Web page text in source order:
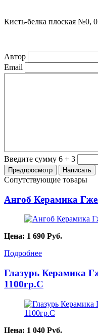
Кисть-белка плоская №0,
Автор
Email
Введите сумму 6 + 3
Сопутствующие товары
Ангоб Керамика
Цена: 1 690 Руб.
Подробнее
Глазурь Керамика
1100гр.С
Цена: 1 040 Руб.